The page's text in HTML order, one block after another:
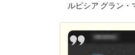
会
2.
お茶
だけ
ルピシア グラン・